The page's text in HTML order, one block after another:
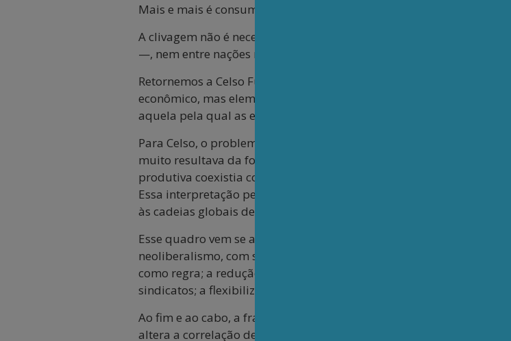
Mais e mais é consumida a soberania das nações não hegemônicas.
A clivagem não é necessariamente entre países desenvolvidos e
—, nem entre nações ricas e pobres, mas entre ricos e pobres no
Retornemos a Celso Furtado lembrando-nos que a concentração
econômico, mas elemento constitutivo de certas formas de
aquela pela qual as elites econômicas brasileiras optaram.
Para Celso, o problema central das economias periféricas não se
muito resultava da forma como ele se distribuía e se utilizava. Ou
produtiva coexistia com estruturas sociais arcaicas, gerando
Essa interpretação permanece atual, especialmente quando se
às cadeias globais de valor e aos fluxos financeiros internacionais.
Esse quadro vem se agravando à medida que se consolida a
neoliberalismo, com seus penduricalhos: a desregulamentação como
como regra; a redução do papel do Estado; as privatizações; as
sindicatos; a flexibilização do mercado de trabalho; e a
Ao fim e ao cabo, a fragilidade dos sindicatos — isto é, dos
altera a correlação de forças, condiciona o processo político e,